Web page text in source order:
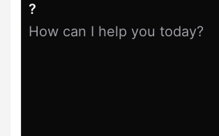
?
How can I help you today?